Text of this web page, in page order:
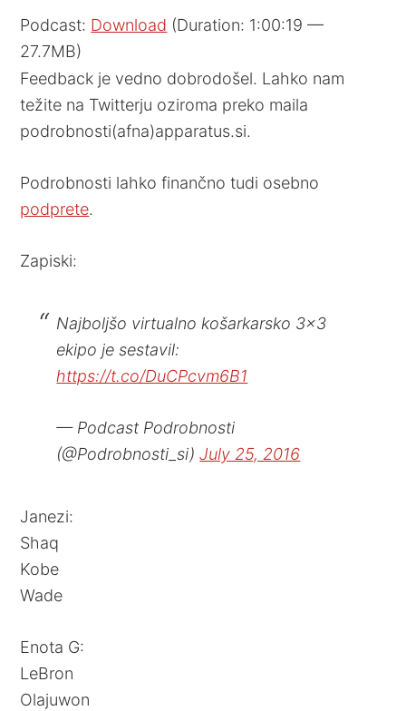
Podcast: Download (Duration: 1:00:19 —
27.7MB)
Feedback je vedno dobrodošel. Lahko nam
težite na Twitterju oziroma preko maila
podrobnosti(afna)apparatus.si.
Podrobnosti lahko finančno tudi osebno
podprete.
Zapiski:
Najboljšo virtualno košarkarsko 3×3
ekipo je sestavil:
https://t.co/DuCPcvm6B1
— Podcast Podrobnosti
(@Podrobnosti_si)July 25, 2016
Janezi:
Shaq
Kobe
Wade
Enota G:
LeBron
Olajuwon